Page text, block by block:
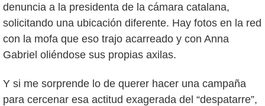
denuncia a la presidenta de la cámara catalana,
solicitando una ubicación diferente. Hay fotos en la red
con la mofa que eso trajo acarreado y con Anna
Gabriel oliéndose sus propias axilas.
Y si me sorprende lo de querer hacer una campaña
para cercenar esa actitud exagerada del “despatarre”,